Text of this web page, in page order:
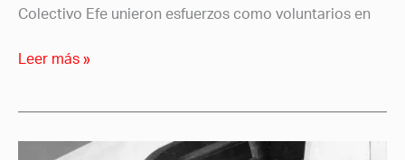
Colectivo Efe unieron esfuerzos como voluntarios en
Leer más »
Escuela